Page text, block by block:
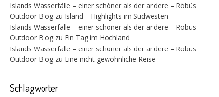
Islands Wasserfälle – einer schöner als der andere – Röbüs
Outdoor Blog zu Island – Highlights im Südwesten
Islands Wasserfälle – einer schöner als der andere – Röbüs
Outdoor Blog zu Ein Tag im Hochland
Islands Wasserfälle – einer schöner als der andere – Röbüs
Outdoor Blog zu Eine nicht gewöhnliche Reise
Schlagwörter